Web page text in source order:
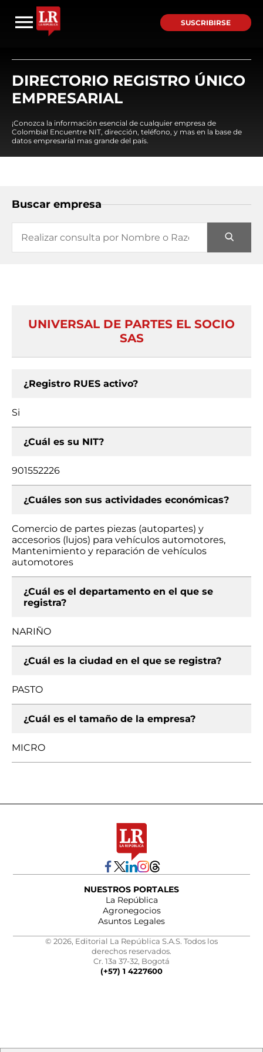
SUSCRIBIRSE
DIRECTORIO REGISTRO ÚNICO
EMPRESARIAL
¡Conozca la información esencial de cualquier empresa de
Colombia! Encuentre NIT, dirección, teléfono, y mas en la base de
datos empresarial mas grande del país.
Buscar empresa
UNIVERSAL DE PARTES EL SOCIO
SAS
¿Registro RUES activo?
Si
¿Cuál es su NIT?
901552226
¿Cuáles son sus actividades económicas?
Comercio de partes piezas (autopartes) y
accesorios (lujos) para vehículos automotores,
Mantenimiento y reparación de vehículos
automotores
¿Cuál es el departamento en el que se
registra?
NARIÑO
¿Cuál es la ciudad en el que se registra?
PASTO
¿Cuál es el tamaño de la empresa?
MICRO
NUESTROS PORTALES
La República
Agronegocios
Asuntos Legales
© 2026, Editorial La República S.A.S. Todos los
derechos reservados.
Cr. 13a 37-32, Bogotá
(+57) 1 4227600